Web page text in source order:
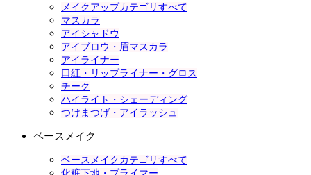
メイクアップカテゴリすべて
マスカラ
アイシャドウ
アイブロウ・眉マスカラ
アイライナー
口紅・リップライナー・グロス
チーク
ハイライト・シェーディング
つけまつげ・アイラッシュ
ベースメイク
ベースメイクカテゴリすべて